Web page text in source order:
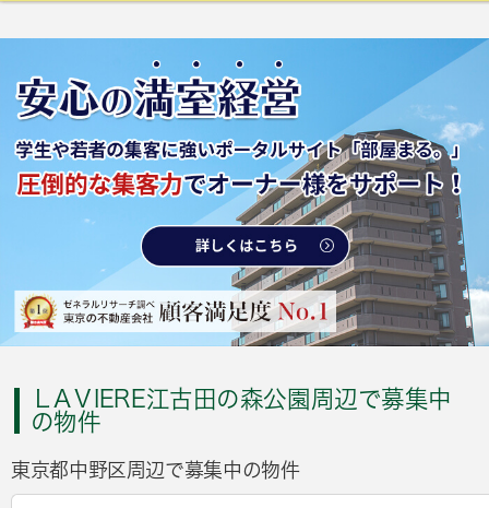
ＬAＶIERE江古田の森公園周辺で募集中
の物件
東京都中野区周辺で募集中の物件